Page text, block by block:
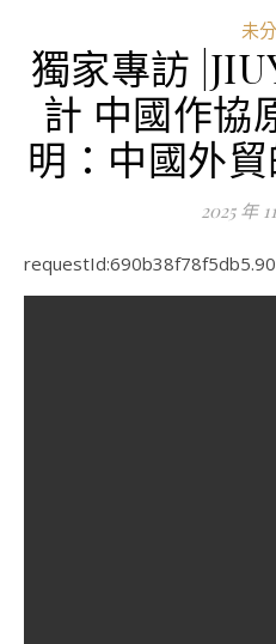
未
獨家專訪
計 中國作協
明：中國外
2025 年